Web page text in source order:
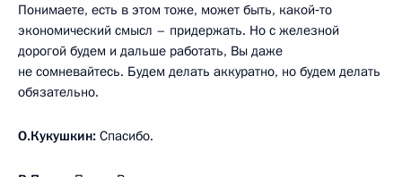
Понимаете, есть в этом тоже, может быть, какой‑то
экономический смысл – придержать. Но с железной
дорогой будем и дальше работать, Вы даже
не сомневайтесь. Будем делать аккуратно, но будем делать
обязательно.
О.Кукушкин: Спасибо.